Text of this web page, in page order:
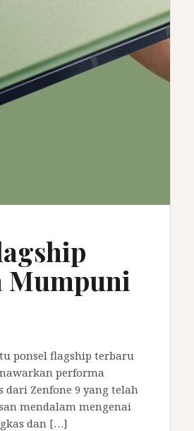
Mumpuni
ponsel flagship terbaru
performa
Zenfone 9 yang telah
mendalam mengenai
dan […]